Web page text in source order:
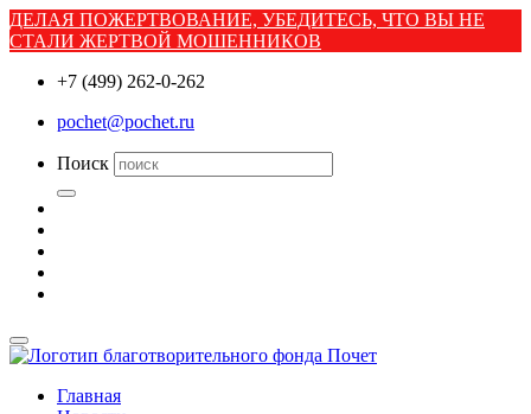
ДЕЛАЯ ПОЖЕРТВОВАНИЕ, УБЕДИТЕСЬ, ЧТО ВЫ НЕ
СТАЛИ ЖЕРТВОЙ МОШЕННИКОВ
+7 (499) 262-0-262
pochet@pochet.ru
Поиск
Главная